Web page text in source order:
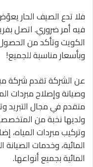
فلا تدع الصيف الحار
فيه أمر ضروري. اتصل
الكويت وتأكد من
وبأسعار مناسبة للجميع!
عن الشركة تقدم شركة
وصيانة وإصلاح مبردات
متقدم في مجال التبريد
ولديها نخبة من
وتركيب مبردات المياه،
المائية، وخدمات الصيانة
المائية بجميع أنواعها.